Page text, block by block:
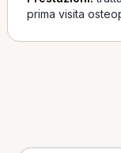
prima visita